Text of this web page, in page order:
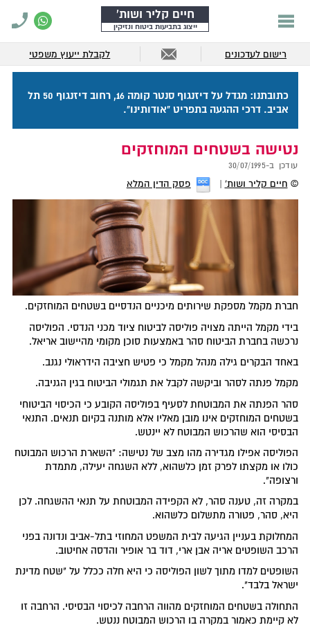
חיים קליר ושות'
ייצוג בתביעות ביטוח ונזיקין
רישום לעדכונים לקבלת ייעוץ משפטי
כתובתנו: מגדל על דיזנגוף סנטר קומה 16, רחוב דיזנגוף 50 תל
אביב. דרכי ההגעה בתפריט "אודותינו".
נטישה בשטחים המוחזקים
עודכן ב-30/07/1995
© חיים קליר ושות' פסק הדין המלא
חברת מקמל מספקת שירותים מיכניים הנדסיים בשטחים המוחזקים.
בידי מקמל הייתה מצויה פוליסה לביטוח ציוד מכני הנדסי. הפוליסה
נרכשה בחברת הביטוח סהר באמצעות סוכן מקומי מהיישוב אריאל.
באחד הבקרים גילה מנהל מקמל כי פטיש חציבה הידראולי נגנב.
מקמל פנתה לסהר וביקשה לקבל את תגמולי הביטוח בגין הגניבה.
סהר הפנתה את המבוטחת לסעיף בפוליסה הקובע כי הכיסוי הביטוחי
בשטחים המוחזקים אינו מובן מאליו אלא מותנה בקיום תנאים. התנאי
הבסיסי הוא שהרכוש המבוטח לא יינטש.
הפוליסה אפילו מגדירה מהו מצב של נטישה: "השארת הרכוש המבוטח
כולו או מקצתו לפרק זמן כלשהוא, ללא השגחה יעילה, מתמדת
ורצופה".
במקרה זה, טענה סהר, לא הקפידה המבוטחת על תנאי ההשגחה. לכן
היא, סהר, פטורה מתשלום כלשהוא.
המחלוקת בעניין הגיעה לבית המשפט המחוזי בתל-אביב ונדונה בפני
הרכב השופטים אריה אבן ארי, דוד בר אופיר והדסה אחיטוב.
השופטים למדו מתוך לשון הפוליסה כי היא חלה ככלל על "שטח מדינת
ישראל בלבד".
התחולה בשטחים המוחזקים מהווה הרחבה לכיסוי הבסיסי. הרחבה זו
לא קיימת כאמור במקרה בו הרכוש המבוטח ננטש.